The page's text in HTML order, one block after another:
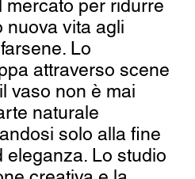
mercato per ridurre
nuova vita agli
Lo
attraverso scene
vaso non è mai
naturale
solo alla fine
Lo studio